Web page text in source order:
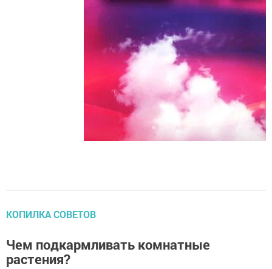
КОПИЛКА СОВЕТОВ
Чем подкармливать комнатные
растения?